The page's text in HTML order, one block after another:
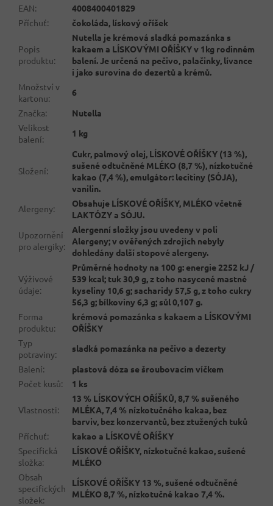
EAN:
4008400401829
Příchuť: čokoláda, lískový oříšek
Popis
produktu:
Nutella je krémová sladká pomazánka s
kakaem a LÍSKOVÝMI OŘÍŠKY v 1kg rodinném
balení. Je určená na pečivo, palačinky, lívance
i jako surovina do dezertů a krémů.
Množství v
kartonu:
6
Značka:
Nutella
Velikost
balení:
1 kg
Složení:
Cukr, palmový olej, LÍSKOVÉ OŘÍŠKY (13 %),
sušené odtučněné MLÉKO (8,7 %), nízkotučné
kakao (7,4 %), emulgátor: lecitiny (SÓJA),
vanilin.
Alergeny:
Obsahuje LÍSKOVÉ OŘÍŠKY, MLÉKO včetně
LAKTÓZY a SÓJU.
Upozornění
pro alergiky:
Alergenní složky jsou uvedeny v poli
Alergeny; v ověřených zdrojích nebyly
dohledány další stopové alergeny.
Výživové
údaje:
Průměrné hodnoty na 100 g: energie 2252 kJ /
539 kcal; tuk 30,9 g, z toho nasycené mastné
kyseliny 10,6 g; sacharidy 57,5 g, z toho cukry
56,3 g; bílkoviny 6,3 g; sůl 0,107 g.
Forma
produktu:
krémová pomazánka s kakaem a LÍSKOVÝMI
OŘÍŠKY
Typ
potraviny:
sladká pomazánka na pečivo a dezerty
Balení:
plastová dóza se šroubovacím víčkem
Počet kusů: 1 ks
Vlastnosti:
13 % LÍSKOVÝCH OŘÍŠKŮ, 8,7 % sušeného
MLÉKA, 7,4 % nízkotučného kakaa, bez
barviv, bez konzervantů, bez ztužených tuků
Příchuť:
kakao a LÍSKOVÉ OŘÍŠKY
Specifická
složka:
LÍSKOVÉ OŘÍŠKY, nízkotučné kakao, sušené
MLÉKO
Obsah
specifických
složek:
LÍSKOVÉ OŘÍŠKY 13 %, sušené odtučněné
MLÉKO 8,7 %, nízkotučné kakao 7,4 %.